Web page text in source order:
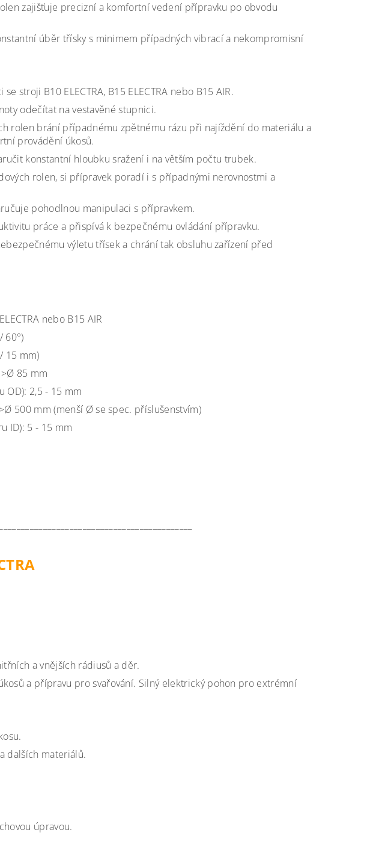
zajišťuje precizní a komfortní vedení přípravku po obvodu
úběr třísky s minimem případných vibrací a nekompromisní
stroji B10 ELECTRA, B15 ELECTRA nebo B15 AIR.
odečítat na vestavěné stupnici.
rolen brání případnému zpětnému rázu při najíždění do materiálu a
provádění úkosů.
konstantní hloubku sražení i na větším počtu trubek.
rolen, si přípravek poradí i s případnými nerovnostmi a
pohodlnou manipulaci s přípravkem.
práce a přispívá k bezpečnému ovládání přípravku.
výletu třísek a chrání tak obsluhu zařízení před
nebo B15 AIR
60°)
15 mm)
85 mm
OD): 2,5 - 15 mm
500 mm (menší Ø se spec. příslušenstvím)
ID): 5 - 15 mm
a vnějších rádiusů a děr.
a přípravu pro svařování. Silný elektrický pohon pro extrémní
dalších materiálů.
úpravou.